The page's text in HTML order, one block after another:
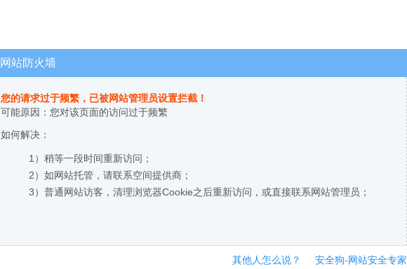
网站防火墙
您的请求过于频繁，已被网站管理员设置拦截！
可能原因：您对该页面的访问过于频繁
如何解决：
1）稍等一段时间重新访问；
2）如网站托管，请联系空间提供商；
3）普通网站访客，清理浏览器Cookie之后重新访问，或直接联系网站管理员；
其他人怎么说？ 安全狗-网站安全专家